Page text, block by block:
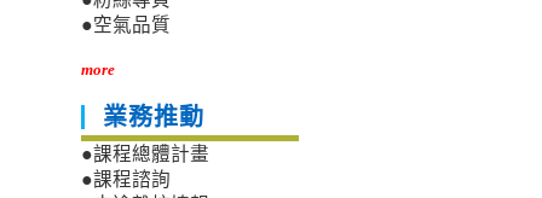
●空氣品質
more
業務推動
●課程總體計畫
●課程諮詢